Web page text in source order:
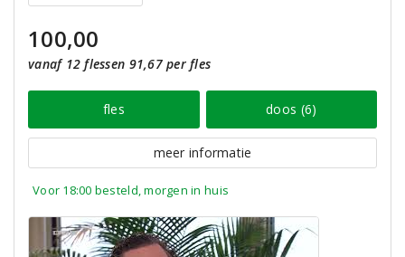
100,00
vanaf 12 flessen 91,67 per fles
fles doos (6)
meer informatie
Voor 18:00 besteld, morgen in huis